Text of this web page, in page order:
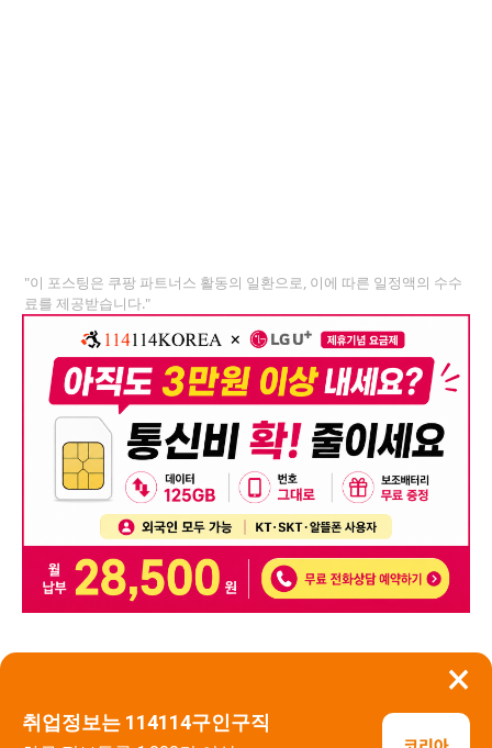
×
취업정보는 114114구인구직
"이 포스팅은 쿠팡 파트너스 활동의 일환으로, 이에 따른 일정액의 수수
료를 제공받습니다."